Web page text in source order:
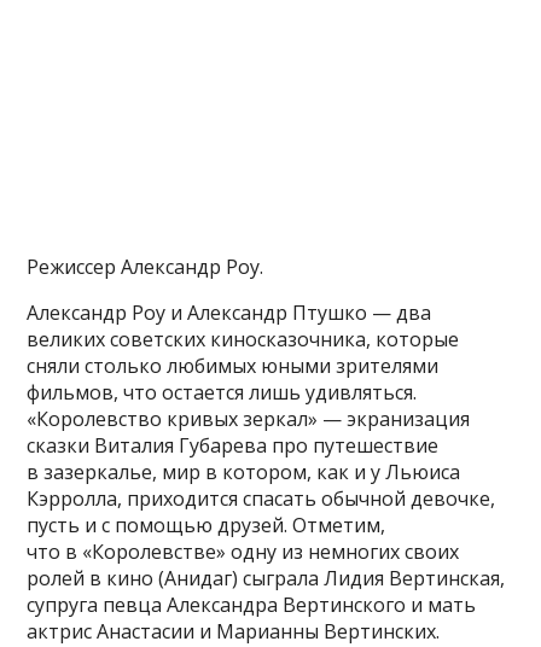
Режиссер Александр Роу.
Александр Роу и Александр Птушко — два
великих советских киносказочника, которые
сняли столько любимых юными зрителями
фильмов, что остается лишь удивляться.
«Королевство кривых зеркал» — экранизация
сказки Виталия Губарева про путешествие
в зазеркалье, мир в котором, как и у Льюиса
Кэрролла, приходится спасать обычной девочке,
пусть и с помощью друзей. Отметим,
что в «Королевстве» одну из немногих своих
ролей в кино (Анидаг) сыграла Лидия Вертинская,
супруга певца Александра Вертинского и мать
актрис Анастасии и Марианны Вертинских.